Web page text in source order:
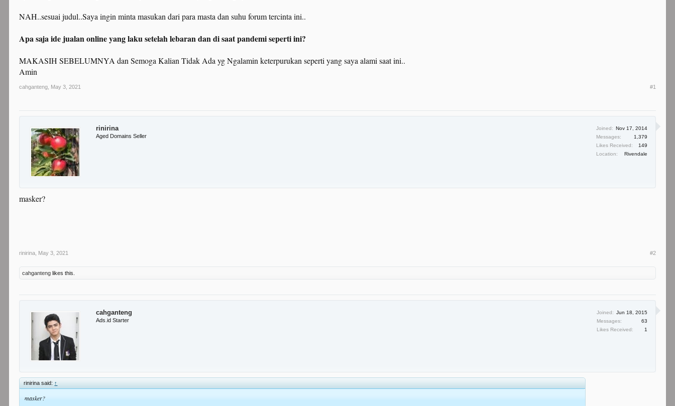
NAH..sesuai judul..Saya ingin minta masukan dari para masta dan suhu forum tercinta ini..
Apa saja ide jualan online yang laku setelah lebaran dan di saat pandemi seperti ini?
MAKASIH SEBELUMNYA dan Semoga Kalian Tidak Ada yg Ngalamin keterpurukan seperti yang saya alami saat ini..
Amin
cahganteng May 3, 2021 #1
rinirina
Aged Domains Seller
Joined: Nov 17, 2014
Messages:
1,379
Likes Received:
149
Location:
Rivendale
masker?
rinirina May 3, 2021 #2
cahganteng likes this.
cahganteng
Ads.id Starter
Joined: Jun 18, 2015
Messages:
63
Likes Received:
1
rinirina said: ↑
masker?